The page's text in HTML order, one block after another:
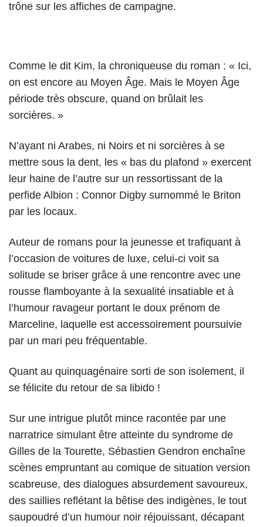
trône sur les affiches de campagne.
Comme le dit Kim, la chroniqueuse du roman : « Ici,
on est encore au Moyen Âge. Mais le Moyen Âge
période très obscure, quand on brûlait les
sorcières. »
N’ayant ni Arabes, ni Noirs et ni sorcières à se
mettre sous la dent, les « bas du plafond » exercent
leur haine de l’autre sur un ressortissant de la
perfide Albion : Connor Digby surnommé le Briton
par les locaux.
Auteur de romans pour la jeunesse et trafiquant à
l’occasion de voitures de luxe, celui-ci voit sa
solitude se briser grâce à une rencontre avec une
rousse flamboyante à la sexualité insatiable et à
l’humour ravageur portant le doux prénom de
Marceline, laquelle est accessoirement poursuivie
par un mari peu fréquentable.
Quant au quinquagénaire sorti de son isolement, il
se félicite du retour de sa libido !
Sur une intrigue plutôt mince racontée par une
narratrice simulant être atteinte du syndrome de
Gilles de la Tourette, Sébastien Gendron enchaîne
scènes empruntant au comique de situation version
scabreuse, des dialogues absurdement savoureux,
des saillies reflétant la bêtise des indigènes, le tout
saupoudré d’un humour noir réjouissant, décapant